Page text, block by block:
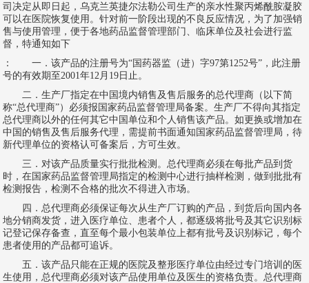
司决定从即日起，乌克兰英捷尔法勒公司生产的亲水性聚丙烯酰胺凝胶
可以在医院恢复使用。针对前一阶段出现的不良反应情况，为了加强销
售与使用管理，便于各地药品监督管理部门、临床单位及社会进行监
督，特通知如下
： 一．该产品的注册号为“国药器监（进）字97第1252号”，此注册
号的有效期至2001年12月19日止。
二．生产厂指定在中国境内销售及售后服务的总代理商（以下简
称“总代理商”）必须报国家药品监督管理局备案。生产厂不得向其指定
总代理商以外的任何其它中国单位和个人销售该产品。如更换或增加在
中国的销售及售后服务代理，需提前书面通知国家药品监督管理局，待
新代理单位的资格认可备案后，方可生效。
三．对该产品质量实行批批检测。总代理商必须在每批产品到货
时，在国家药品监督管理局指定的检测中心进行抽样检测，做到批批有
检测报告，检测不合格的批次不得进入市场。
四．总代理商必须保证每次从生产厂订购的产品，到货后向国内各
地分销商发货，进入医疗单位、患者个人，都逐级将批号及其它识别标
记登记保存备查，直至每个最小包装单位上都有批号及识别标记，每个
患者使用的产品都可追诉。
五．该产品只能在正规的医院及整形医疗单位由经过专门培训的医
生使用，总代理商必须对该产品使用单位及医生的资格负责。总代理商